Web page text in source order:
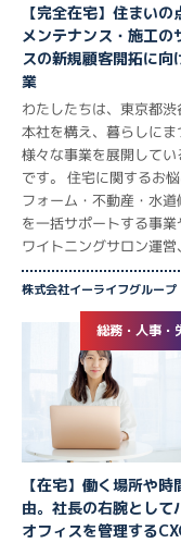
【完全在宅】住まいの
メンテナンス・施工の
スの新規顧客開拓に向
業
わたしたちは、東京都渋
本社を構え、暮らしにま
様々な事業を展開してい
です。 住宅に関するお
フォーム・不動産・水道
を一括サポートする事業
ワイトニングサロン運営
株式会社イーライフグループ
【在宅】働く場所や時
由。社長の右腕として
オフィスを管理する